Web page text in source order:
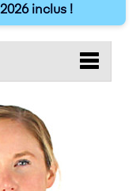
inclus !